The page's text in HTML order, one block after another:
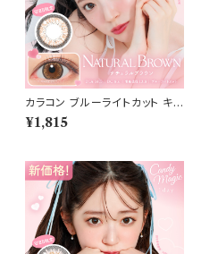
カラコン ブルーライトカット キャ
ンディーマジック ワンデー 【CO
LOR：ナチュラルブラウン】1箱1
ーカラコン コンタクトレンズ
¥1,815